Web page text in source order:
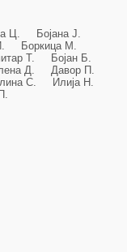
Ц. Бојана Ј.
И. Боркица М.
Т. Бојан Б.
Д. Давор П.
С. Илија Н.